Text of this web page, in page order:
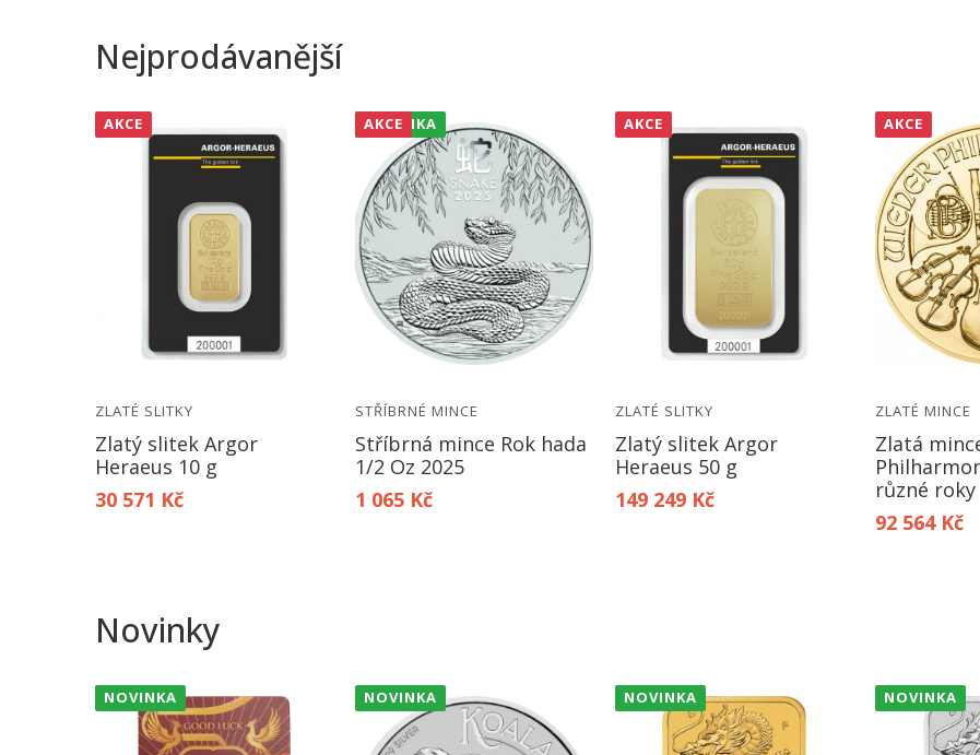
Nejprodávanější
AKCE
ZLATÉ SLITKY
Zlatý slitek Argor
Heraeus 10 g
30 571 Kč
NOVINKA
AKCE
STŘÍBRNÉ MINCE
Stříbrná mince Rok hada
1/2 Oz 2025
1 065 Kč
AKCE
ZLATÉ SLITKY
Zlatý slitek Argor
Heraeus 50 g
149 249 Kč
AKCE
ZLATÉ MINCE
Zlatá
různé roky
92 564 Kč
Novinky
NOVINKA NOVINKA NOVINKA NOVINKA